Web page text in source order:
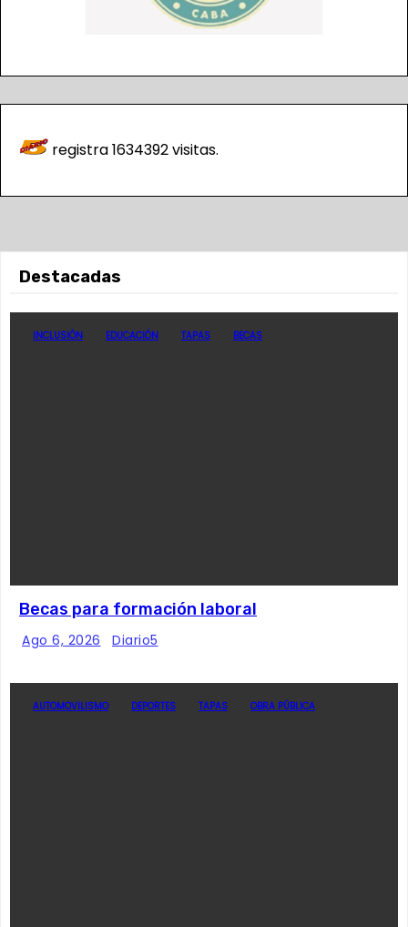
registra1634392visitas.
Destacadas
INCLUSIÓN EDUCACIÓN TAPAS BECAS
Becas para formación laboral
Ago 6, 2026 Diario5
AUTOMOVILISMO DEPORTES TAPAS OBRA PÚBLICA